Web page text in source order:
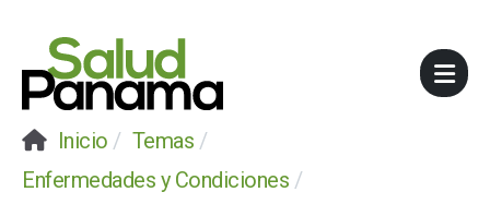
Inicio
Temas
Enfermedades y Condiciones